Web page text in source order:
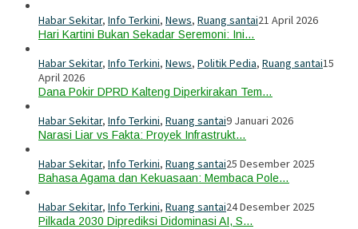
Habar Sekitar, Info Terkini, News, Ruang santai21 April 2026
Hari Kartini Bukan Sekadar Seremoni: Ini…
Habar Sekitar, Info Terkini, News, Politik Pedia, Ruang santai15
April 2026
Dana Pokir DPRD Kalteng Diperkirakan Tem…
Habar Sekitar, Info Terkini, Ruang santai9 Januari 2026
Narasi Liar vs Fakta: Proyek Infrastrukt…
Habar Sekitar, Info Terkini, Ruang santai25 Desember 2025
Bahasa Agama dan Kekuasaan: Membaca Pole…
Habar Sekitar, Info Terkini, Ruang santai24 Desember 2025
Pilkada 2030 Diprediksi Didominasi AI, S…